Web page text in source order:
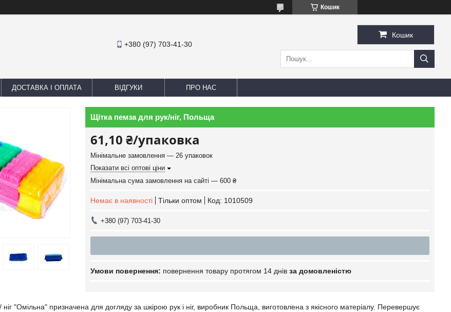
Кошик
+380 (97) 703-41-30
Кошик
ДОСТАВКА І ОПЛАТА ВІДГУКИ ПРО НАС
Щітка пемза для рук/ніг, Польща
61,10 ₴/упаковка
Мінімальне замовлення — 26 упаковок
Показати всі оптові ціни
Мінімальна сума замовлення на сайті — 600 ₴
Немає в наявності Тільки оптом Код: 1010509
+380 (97) 703-41-30
повернення товару протягом 14 днів за домовленістю
"Омільна" призначена для догляду за шкірою рук і ніг, виробник Польща, виготовлена з якісного матеріалу. Перевершує